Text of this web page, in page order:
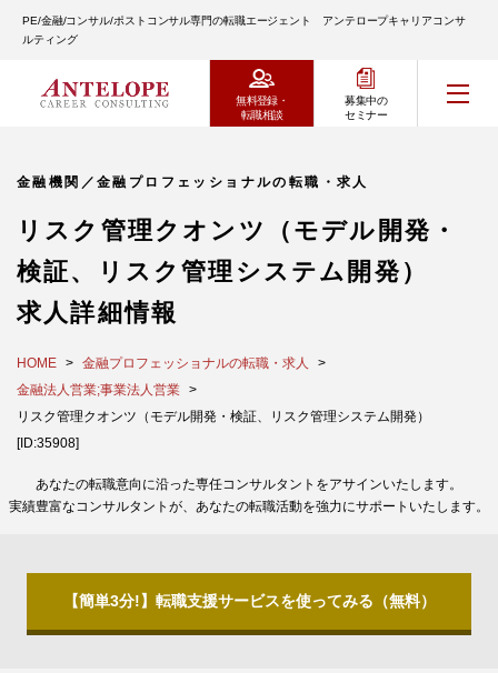
PE/金融/コンサル/ポストコンサル専門の転職エージェント アンテロープキャリアコンサ
ルティング
無料登録・
転職相談
募集中の
セミナー
金融機関／金融プロフェッショナルの転職・求人
リスク管理クオンツ（モデル開発・
検証、リスク管理システム開発）
求人詳細情報
HOME
金融プロフェッショナルの転職・求人
金融法人営業;事業法人営業
リスク管理クオンツ（モデル開発・検証、リスク管理システム開発）
[ID:35908]
あなたの転職意向に沿った専任コンサルタントをアサインいたします。
実績豊富なコンサルタントが、あなたの転職活動を強力にサポートいたします。
【簡単3分!】転職支援サービスを使ってみる（無料）